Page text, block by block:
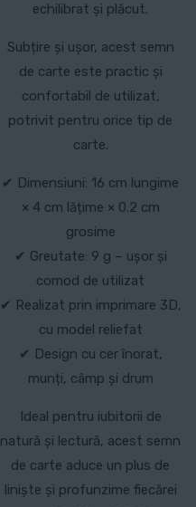
echilibrat și plăcut.
Subțire și ușor, acest semn
de carte este practic și
confortabil de utilizat,
potrivit pentru orice tip de
carte.
✔ Dimensiuni: 16 cm lungime
× 4 cm lățime × 0.2 cm
grosime
✔ Greutate: 9 g – ușor și
comod de utilizat
✔ Realizat prin imprimare 3D,
cu model reliefat
✔ Design cu cer înorat,
munți, câmp și drum
Ideal pentru iubitorii de
natură și lectură, acest semn
de carte aduce un plus de
liniște și profunzime fiecărei